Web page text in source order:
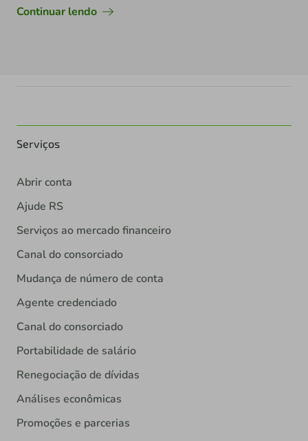
Continuar lendo
Serviços
Abrir conta
Ajude RS
Serviços ao mercado financeiro
Canal do consorciado
Mudança de número de conta
Agente credenciado
Canal do consorciado
Portabilidade de salário
Renegociação de dívidas
Análises econômicas
Promoções e parcerias